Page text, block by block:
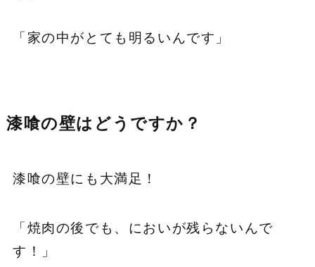
「家の中がとても明るいんです」
漆喰の壁はどうですか？
漆喰の壁にも大満足！
「焼肉の後でも、においが残らないんで
す！」